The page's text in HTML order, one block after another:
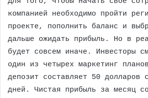
компанией необходимо пройти
проекте, пополнить баланс и
дальше ожидать прибыль. Но в
будет совсем иначе. Инвесторы
один из четырех маркетинг
депозит составляет 50 долларов
дней. Чистая прибыль за месяц